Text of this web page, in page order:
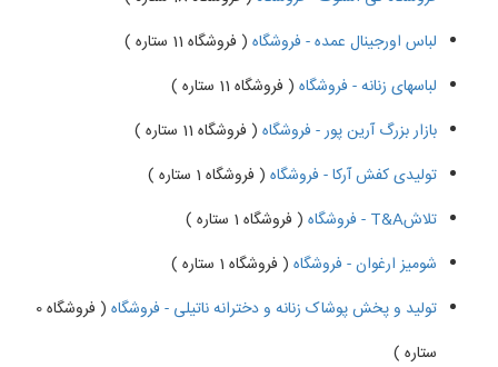
لباس اورجینال عمده - فروشگاه ( فروشگاه 11 ستاره )
لباسهای زنانه - فروشگاه ( فروشگاه 11 ستاره )
بازار بزرگ آرین پور - فروشگاه ( فروشگاه 11 ستاره )
تولیدی کفش آرکا - فروشگاه ( فروشگاه 1 ستاره )
تلاشT&A - فروشگاه
( فروشگاه 1 ستاره )
شومیز ارغوان - فروشگاه ( فروشگاه 1 ستاره )
تولید و پخش پوشاک زنانه و دخترانه ناتیلی - فروشگاه
( فروشگاه 0
ستاره )